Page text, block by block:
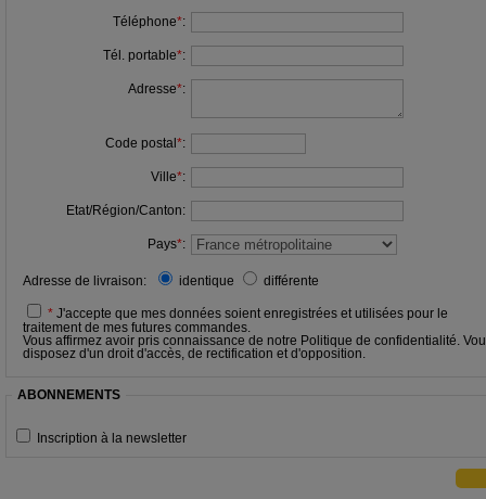
Téléphone*:
Tél. portable*:
Adresse*:
Code postal *:
Ville*:
Etat/Région/Canton:
Pays*:
Adresse de livraison: identique différente
* J'accepte que mes données soient enregistrées et utilisées pour le
traitement de mes futures commandes.
Vous affirmez avoir pris connaissance de notre Politique de confidentialité.
disposez d'un droit d'accès, de rectification et d'opposition.
ABONNEMENTS
Inscription à la newsletter